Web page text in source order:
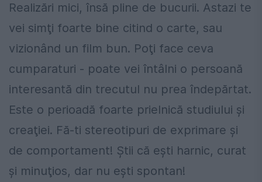
Realizări mici, însă pline de bucurii. Astazi te
vei simţi foarte bine citind o carte, sau
vizionând un film bun. Poţi face ceva
cumparaturi - poate vei întâlni o persoană
interesantă din trecutul nu prea îndepărtat.
Este o perioadă foarte prielnică studiului şi
creaţiei. Fă-ti stereotipuri de exprimare şi
de comportament! Ştii că eşti harnic, curat
şi minuţios, dar nu eşti spontan!